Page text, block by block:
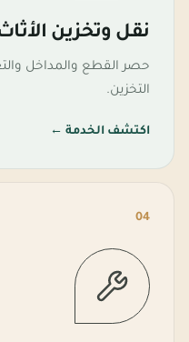
نقل وتخزين
حصر القطع والمداخل
التخزين.
اكتشف الخدمة ←
04